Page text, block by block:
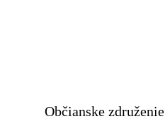
Občianske združenie